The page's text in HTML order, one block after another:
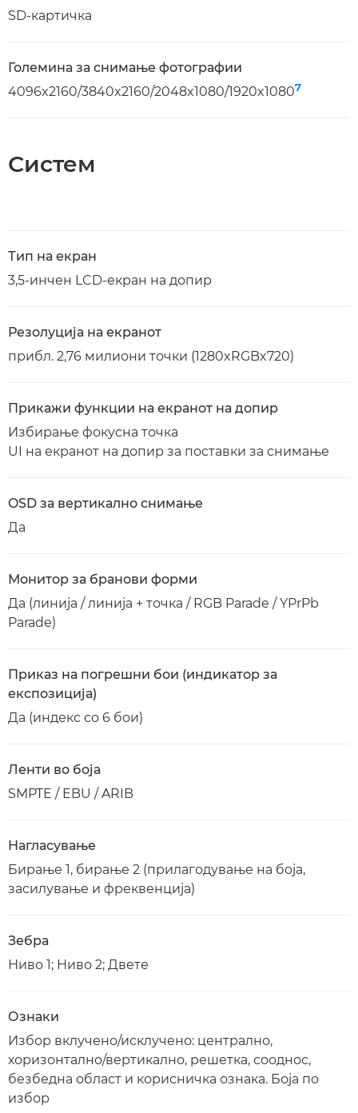
SD-картичка
Големина за снимање фотографии
4096x2160/3840x2160/2048x1080/1920x10807
Систем
Тип на екран
3,5-инчен LCD-екран на допир
Резолуција на екранот
прибл. 2,76 милиони точки (1280xRGBx720)
Прикажи функции на екранот на допир
Избирање фокусна точка
UI на екранот на допир за поставки за снимање
OSD за вертикално снимање
Да
Монитор за бранови форми
Да (линија / линија + точка / RGB Parade / YPrPb
Parade)
Приказ на погрешни бои (индикатор за
експозиција)
Да (индекс со 6 бои)
Ленти во боја
SMPTE / EBU / ARIB
Нагласување
Бирање 1, бирање 2 (прилагодување на боја,
засилување и фреквенција)
Зебра
Ниво 1; Ниво 2; Двете
Ознаки
Избор вклучено/исклучено: централно,
хоризонтално/вертикално, решетка, сооднос,
безбедна област и корисничка ознака. Боја по
избор